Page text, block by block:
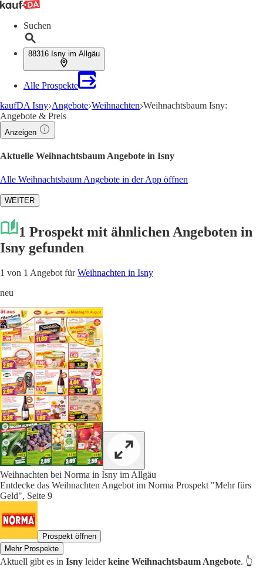
Suchen
88316 Isny im Allgäu
Alle Prospekte
kaufDA Isny Angebote Weihnachten Weihnachtsbaum Isny:
Angebote & Preis
Anzeigen
Aktuelle Weihnachtsbaum Angebote in Isny
Alle Weihnachtsbaum Angebote in der App öffnen
WEITER
1 Prospekt mit ähnlichen Angeboten in
Isny gefunden
1 von 1 Angebot fürWeihnachten in Isny
neu
Weihnachten bei Norma in Isny im Allgäu
Entdecke das Weihnachten Angebot im Norma Prospekt "Mehr fürs
Geld", Seite 9
Prospekt öffnen
Mehr Prospekte
Aktuell gibt es in Isny leiderkeine Weihnachtsbaum Angebote. 👆